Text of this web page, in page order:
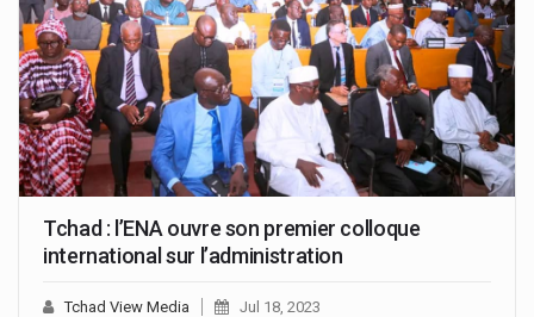
Tchad : l’ENA ouvre son premier colloque
international sur l’administration
Tchad View Media Jul 18, 2023